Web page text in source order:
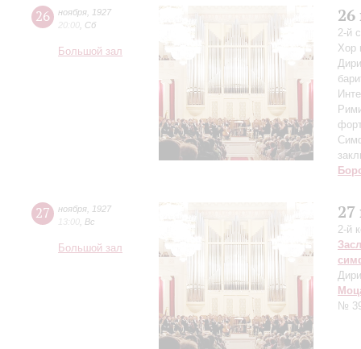
26 ноября
1927
20:00 Сб
Большой зал
26
2-й
Хор
27 ноября
1927
13:00 Вс
Большой зал
27
2-й
№